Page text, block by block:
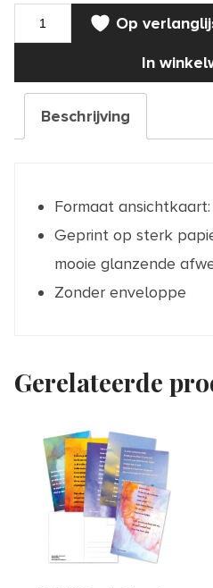
KAART
Alfred
'Ik
ben
goed'
op
In
Op
Beschrijving
Formaat ansichtkaart:
Geprint op sterk
mooie glanzende
Zonder enveloppe
Gerelateerde